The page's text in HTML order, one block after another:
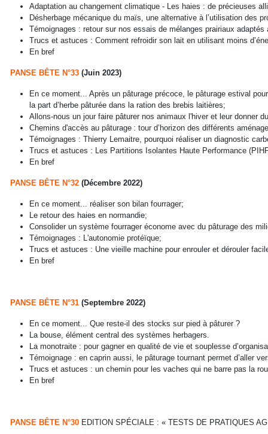
Adaptation au changement climatique - Les haies : de précieuses
Désherbage mécanique du maïs, une alternative à l’utilisation des
Témoignages : retour sur nos essais de mélanges prairiaux adaptés
Trucs et astuces : Comment refroidir son lait en utilisant moins
En bref
PANSE BÊTE N°33 (Juin 2023)
En ce moment... Après un pâturage précoce, le pâturage estival
la part d’herbe pâturée dans la ration des brebis laitières;
Allons-nous un jour faire pâturer nos animaux l'hiver et leur donner
Chemins d'accès au pâturage : tour d’horizon des différents
Témoignages : Thierry Lemaitre, pourquoi réaliser un diagnostic
Trucs et astuces : Les Partitions Isolantes Haute Performance
En bref
PANSE BÊTE N°32 (Décembre 2022)
En ce moment... réaliser son bilan fourrager;
Le retour des haies en normandie;
Consolider un système fourrager économe avec du pâturage des
Témoignages : L'autonomie protéïque;
Trucs et astuces : Une vieille machine pour enrouler et dérouler
En bref
PANSE BÊTE N°31 (Septembre 2022)
En ce moment... Que reste-il des stocks sur pied à pâturer ?
La bouse, élément central des systèmes herbagers.
La monotraite : pour gagner en qualité de vie et souplesse
Témoignage : en caprin aussi, le pâturage tournant permet d’aller
Trucs et astuces : un chemin pour les vaches qui ne barre pas la
En bref
PANSE BÊTE N°30EDITION SPÉCIALE : « TESTS DE PRATIQUES